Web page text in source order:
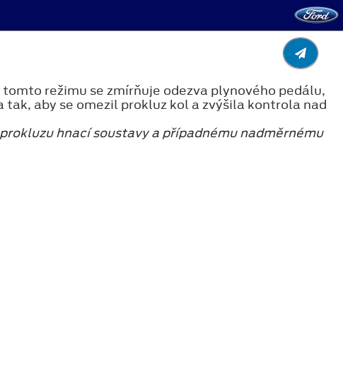
režimu se zmírňuje odezva plynového pedálu,
aby se omezil prokluz kol a zvýšila kontrola nad
hnací soustavy a případnému nadměrnému